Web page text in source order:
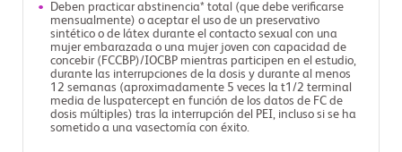
Deben practicar abstinencia* total (que debe verificarse
mensualmente) o aceptar el uso de un preservativo
sintético o de látex durante el contacto sexual con una
mujer embarazada o una mujer joven con capacidad de
concebir (FCCBP)/IOCBP mientras participen en el estudio,
durante las interrupciones de la dosis y durante al menos
12 semanas (aproximadamente 5 veces la t1/2 terminal
media de luspatercept en función de los datos de FC de
dosis múltiples) tras la interrupción del PEI, incluso si se ha
sometido a una vasectomía con éxito.